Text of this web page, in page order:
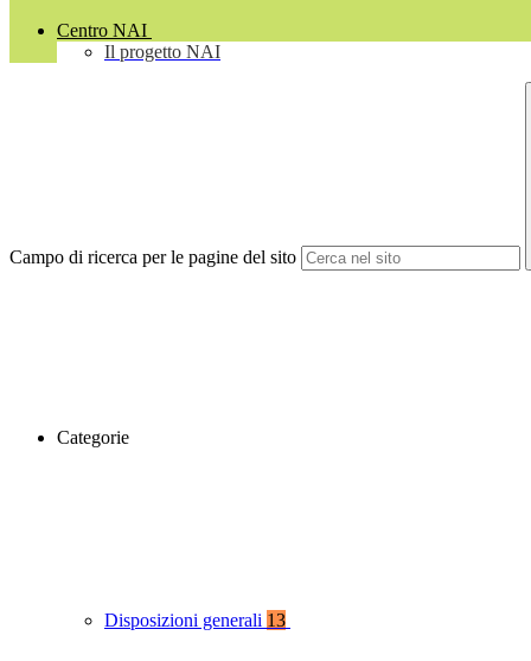
Centro NAI
Il progetto NAI
Campo di ricerca per le pagine del sito
Categorie
Disposizioni generali 13